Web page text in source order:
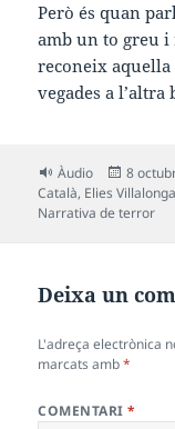
Però és quan
amb un to greu i
reconeix aquella
vegades a
Format
Àudio
Publicat
el
8
Català, Elies Villalonga
Narrativa de terror
Deixa un
L'adreça electrònica
marcats amb*
COMENTARI*